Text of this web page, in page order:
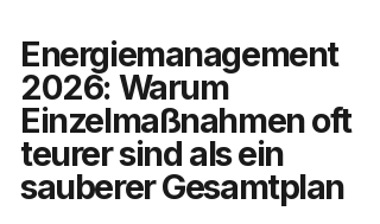
Energiemanagement
2026: Warum
Einzelmaßnahmen oft
teurer sind als ein
sauberer Gesamtplan